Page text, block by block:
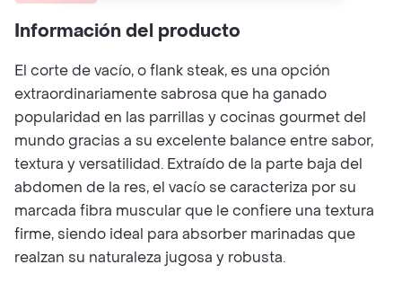
Información del producto
El corte de vacío, o flank steak, es una opción
extraordinariamente sabrosa que ha ganado
popularidad en las parrillas y cocinas gourmet del
mundo gracias a su excelente balance entre sabor,
textura y versatilidad. Extraído de la parte baja del
abdomen de la res, el vacío se caracteriza por su
marcada fibra muscular que le confiere una textura
firme, siendo ideal para absorber marinadas que
realzan su naturaleza jugosa y robusta.